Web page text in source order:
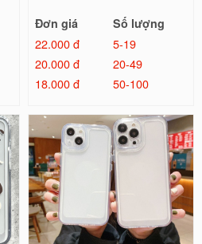
Đơn giá
Số lượng
22.000 đ
5-19
20.000 đ
20-49
18.000 đ
50-100